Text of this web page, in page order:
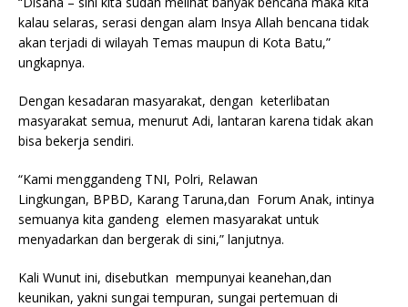
kalau selaras, serasi dengan alam Insya Allah bencana tidak
akan terjadi di wilayah Temas maupun di Kota Batu,”
ungkapnya.
Dengan kesadaran masyarakat, dengan keterlibatan
masyarakat semua, menurut Adi, lantaran karena tidak akan
bisa bekerja sendiri.
“Kami menggandeng TNI, Polri, Relawan
Lingkungan, BPBD, Karang Taruna,dan Forum Anak, intinya
semuanya kita gandeng elemen masyarakat untuk
menyadarkan dan bergerak di sini,” lanjutnya.
Kali Wunut ini, disebutkan mempunyai keanehan,dan
keunikan, yakni sungai tempuran, sungai pertemuan di